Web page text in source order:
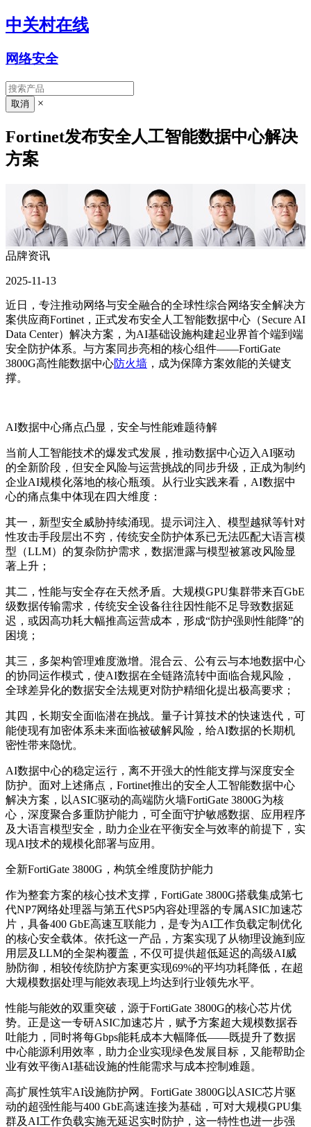
中关村在线
网络安全
×
Fortinet发布安全人工智能数据中心解决
方案
品牌资讯
2025-11-13
近日 ， 专注推动网络与安全融合的全球性综合网络安全解决方
案供应商Fortinet， 正式发布安全人工智能数据中心 （Secure AI
Data Center） 解决方案 ， 为AI基础设施构建起业界首个端到端
安全防护体系。与方案同步亮相的核心组件——FortiGate
3800G高性能数据中心防火墙 ， 成为保障方案效能的关键支
撑。
AI数据中心痛点凸显，安全与性能难题待解
当前人工智能技术的爆发式发展，推动数据中心迈入AI驱动
的全新阶段，但安全风险与运营挑战的同步升级，正成为制约
企业AI规模化落地的核心瓶颈。从行业实践来看，AI数据中
心的痛点集中体现在四大维度：
其一，新型安全威胁持续涌现。提示词注入、模型越狱等针对
性攻击手段层出不穷，传统安全防护体系已无法匹配大语言模
型（LLM）的复杂防护需求，数据泄露与模型被篡改风险显
著上升；
其二，性能与安全存在天然矛盾。大规模GPU集群带来百GbE
级数据传输需求，传统安全设备往往因性能不足导致数据延
迟，或因高功耗大幅推高运营成本，形成“防护强则性能降”的
困境；
其三，多架构管理难度激增。混合云、公有云与本地数据中心
的协同运作模式，使AI数据在全链路流转中面临合规风险，
全球差异化的数据安全法规更对防护精细化提出极高要求；
其四，长期安全面临潜在挑战。量子计算技术的快速迭代，可
能使现有加密体系未来面临被破解风险，给AI数据的长期机
密性带来隐忧。
AI数据中心的稳定运行，离不开强大的性能支撑与深度安全
防护。面对上述痛点，Fortinet推出的安全人工智能数据中心
解决方案，以ASIC驱动的高端防火墙FortiGate 3800G为核
心，深度聚合多重防护能力，可全面守护敏感数据、应用程序
及大语言模型安全，助力企业在平衡安全与效率的前提下，实
现AI技术的规模化部署与应用。
全新FortiGate 3800G，构筑全维度防护能力
作为整套方案的核心技术支撑，FortiGate 3800G搭载集成第七
代NP7网络处理器与第五代SP5内容处理器的专属ASIC加速芯
片，具备400 GbE高速互联能力，是专为AI工作负载定制优化
的核心安全载体。依托这一产品，方案实现了从物理设施到应
用层及LLM的全架构覆盖，不仅可提供超低延迟的高级AI威
胁防御，相较传统防护方案更实现69%的平均功耗降低，在超
大规模数据处理与能效表现上均达到行业领先水平。
性能与能效的双重突破， 源于FortiGate 3800G的核心芯片优
势。正是这一专研ASIC加速芯片，赋予方案超大规模数据吞
吐能力，同时将每Gbps能耗成本大幅降低——既提升了数据
中心能源利用效率，助力企业实现绿色发展目标，又能帮助企
业有效平衡AI基础设施的性能需求与成本控制难题。
高扩展性筑牢AI设施防护网。 FortiGate 3800G以ASIC芯片驱
动的超强性能与400 GbE高速连接为基础，可对大规模GPU集
群及AI工作负载实施无延迟实时防护，这一特性也进一步强